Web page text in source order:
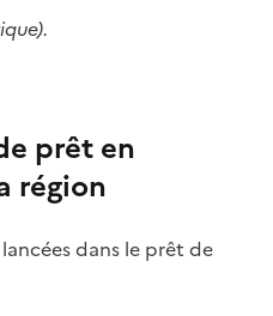
prêt en
région
dans le prêt de